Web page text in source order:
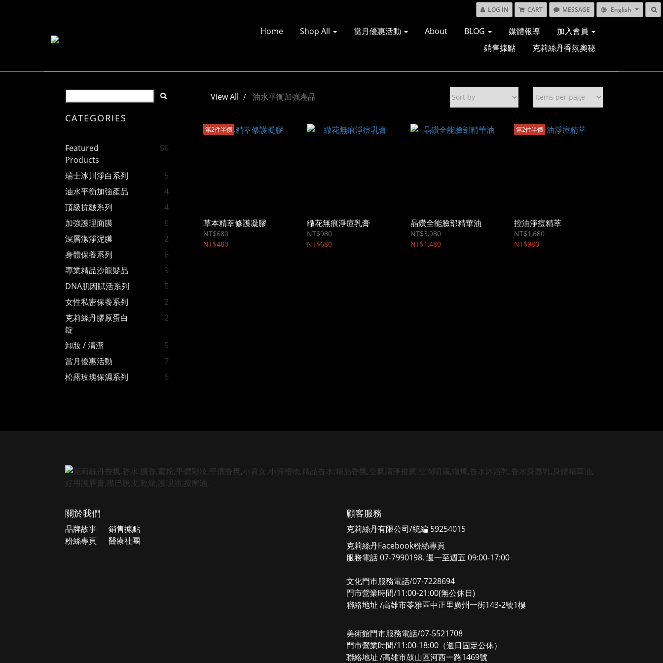
LOG IN CART MESSAGE English
Home Shop All 當月優惠活動 About BLOG 媒體報導
加入會員
銷售據點
克莉絲丹香氛奧秘
CATEGORIES
Featured
Products
56
瑞士冰川淨白系列
5
油水平衡加強產品
4
頂級抗皺系列
4
加強護理面膜
6
深層潔淨泥膜
2
身體保養系列
6
專業精品沙龍髮品
9
DNA肌因賦活系列
5
女性私密保養系列
2
克莉絲丹膠原蛋白
錠
2
卸妝 / 清潔
5
當月優惠活動
7
松露玫瑰保濕系列
6
View All 油水平衡加強產品
第2件半價
草本精萃修護凝膠
NT$680
NT$480
繖花無痕淨痘乳膏
NT$980
NT$680
晶鑽全能臉部精華油
NT$3,980
NT$1,480
第2件半價
控油淨痘精萃
NT$1,680
NT$980
關於我們
品牌故事 銷售據點
粉絲專頁 醫療社團
顧客服務
克莉絲丹有限公司/統編 59254015
克莉絲丹Facebook粉絲專頁
服務電話 07-7990198. 週一至週五 09:00-17:00
文化門市服務電話/07-7228694
門市營業時間/11:00-21:00(無公休日)
聯絡地址 /高雄市苓雅區中正里廣州一街143-2號1樓
美術館門市服務電話/07-5521708
門市營業時間/11:00-18:00（週日固定公休）
聯絡地址 /高雄市鼓山區河西一路1469號